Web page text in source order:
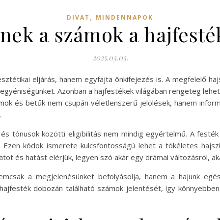
DIVAT , MINDENNAPOK
a számok a
2025.03.03.
eljárás, hanem egyfajta önkifejezés is. A megfelelő
Azonban a hajfestékek világában rengeteg
és betűk nem csupán véletlenszerű jelölések, hanem
tónusok közötti eligibilitás nem mindig egyértelmű. A
kódok ismerete kulcsfontosságú lehet a tökéletes
és hatást elérjük, legyen szó akár egy drámai változásról,
a megjelenésünket befolyásolja, hanem a hajunk
dobozán található számok jelentését, így